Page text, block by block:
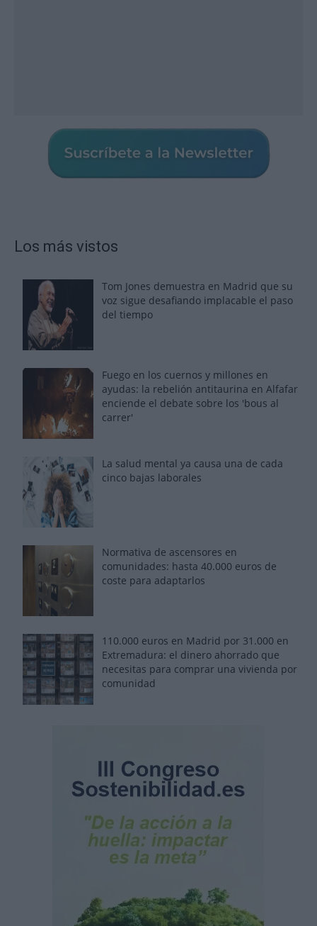
Los más vistos
Tom Jones demuestra en Madrid que su
voz sigue desafiando implacable el paso
del tiempo
Fuego en los cuernos y millones en
ayudas: la rebelión antitaurina en Alfafar
enciende el debate sobre los 'bous al
carrer'
La salud mental ya causa una de cada
cinco bajas laborales
Normativa de ascensores en
comunidades: hasta 40.000 euros de
coste para adaptarlos
110.000 euros en Madrid por 31.000 en
Extremadura: el dinero ahorrado que
necesitas para comprar una vivienda por
comunidad